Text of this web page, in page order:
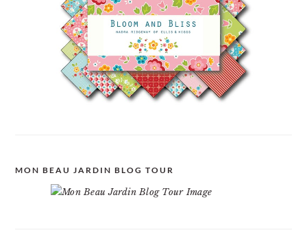
MON BEAU JARDIN BLOG TOUR